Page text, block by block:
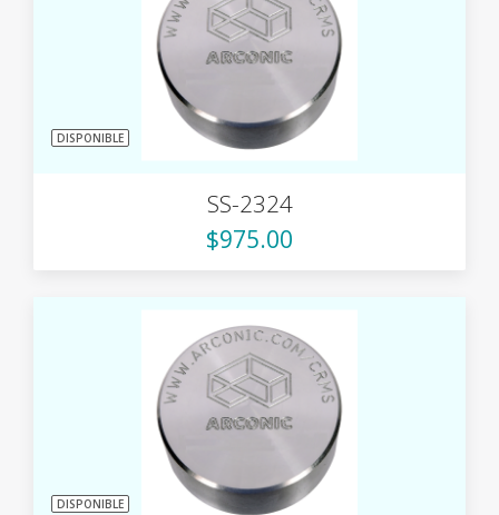
DISPONIBLE
SS-2324
$975.00
DISPONIBLE